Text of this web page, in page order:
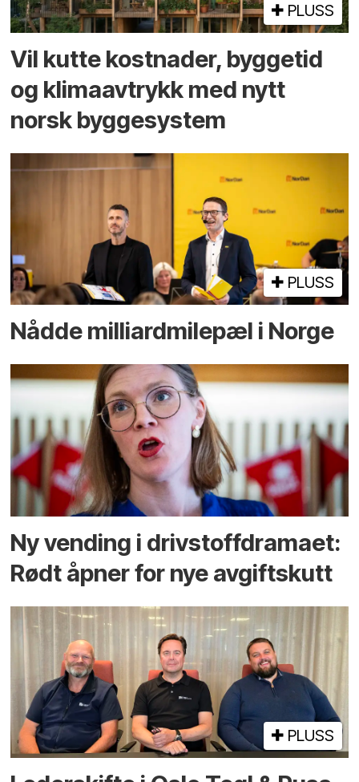
PLUSS
Vil kutte kostnader, byggetid
og klima­avtrykk med nytt
norsk bygge­system
PLUSS
Nådde milliard­­milepæl i Norge
Ny vending i drivstoffdramaet:
Rødt åpner for nye avgiftskutt
PLUSS